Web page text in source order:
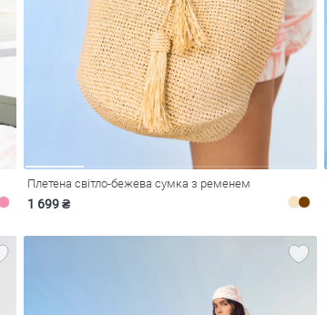
Плетена світло-бежева сумка з ременем
1 699 ₴